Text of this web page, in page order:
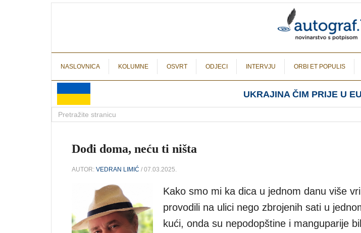
NASLOVNICA KOLUMNE OSVRT ODJECI INTERVJU ORBI ET POPULIS
UKRAJINA ČIM PRIJE U
Dođi doma, neću ti ništa
AUTOR: VEDRAN LIMIĆ / 07.03.2025.
Kako smo mi ka dica u jednom danu više
provodili na ulici nego zbrojenih sati u
kući, onda su nepodopštine i manguparije